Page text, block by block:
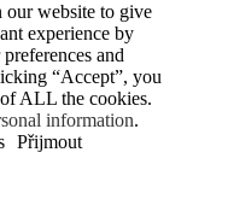
our website to give
experience by
and
“Accept”, you
ALL the cookies.
information.
Přijmout